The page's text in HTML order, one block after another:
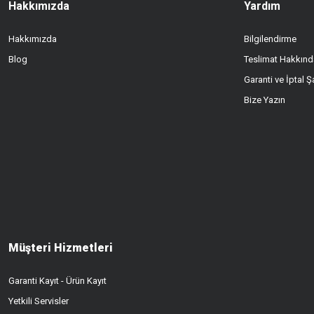
Hakkımızda
Hakkımızda
Blog
Yardım
Bilgilendirme
Teslimat
Garanti ve İptal
Bize Yazın
Müşteri Hizmetleri
Garanti Kayıt - Ürün Kayıt
Yetkili Servisler